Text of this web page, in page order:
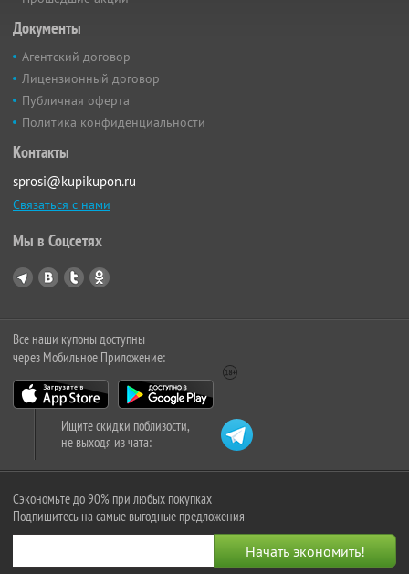
Документы
Агентский договор
Лицензионный договор
Публичная оферта
Политика конфиденциальности
Контакты
sprosi@kupikupon.ru
Связаться с нами
Мы в Соцсетях
Все наши купоны доступны
через Мобильное Приложение:
Ищите скидки поблизости,
не выходя из чата:
Сэкономьте до 90% при любых покупках
Подпишитесь на самые выгодные предложения